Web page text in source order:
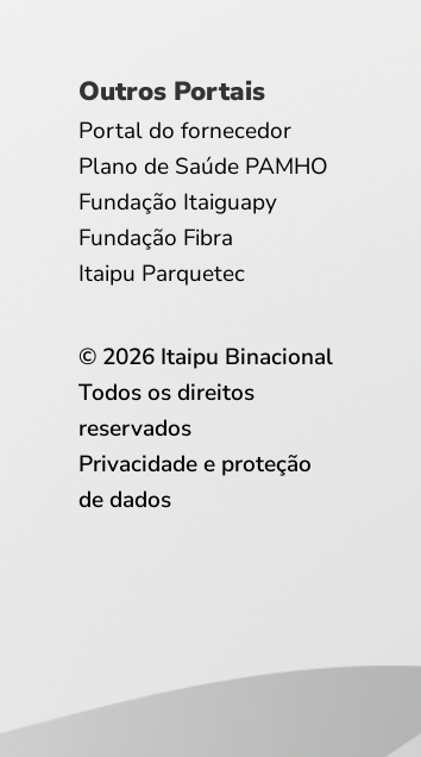
Outros Portais
Portal do fornecedor
Plano de Saúde PAMHO
Fundação Itaiguapy
Fundação Fibra
Itaipu Parquetec
© 2026 Itaipu Binacional
Todos os direitos
reservados
Privacidade e proteção
de dados